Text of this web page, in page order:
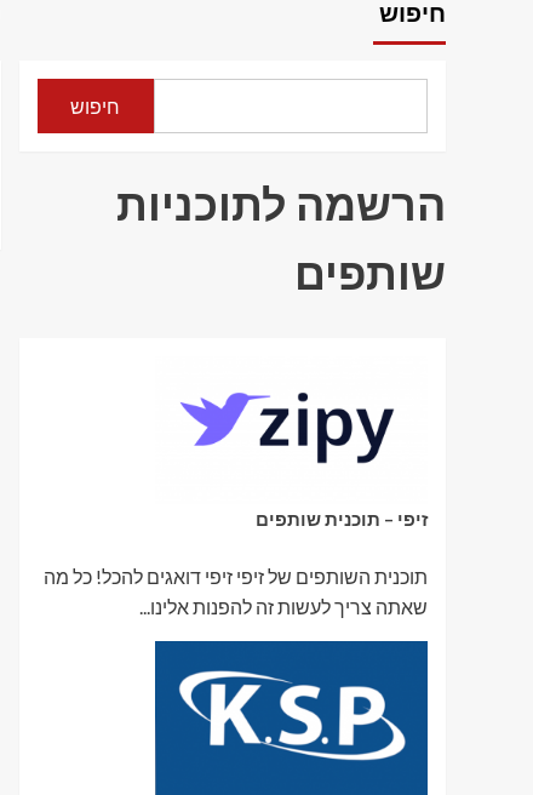
חיפוש
חיפוש
הרשמה לתוכניות
שותפים
זיפי – תוכנית שותפים
תוכנית השותפים של זיפי זיפי דואגים להכל! כל מה
שאתה צריך לעשות זה להפנות אלינו...